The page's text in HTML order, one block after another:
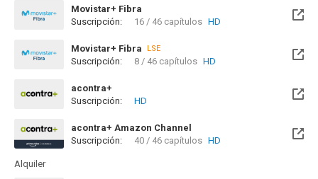
Movistar+ Fibra
Disponible hasta el Vie, 18 Jun 2027 (Quedan 10 meses)
Suscripción: 16 / 46 capítulos HD
Movistar+ Fibra
LSE
Disponible hasta el Vie, 18 Jun 2027 (Quedan 10 meses)
Suscripción: 8 / 46 capítulos HD
acontra+
Suscripción:
HD
acontra+ Amazon Channel
Suscripción:
40 / 46 capítulos HD
Alquiler